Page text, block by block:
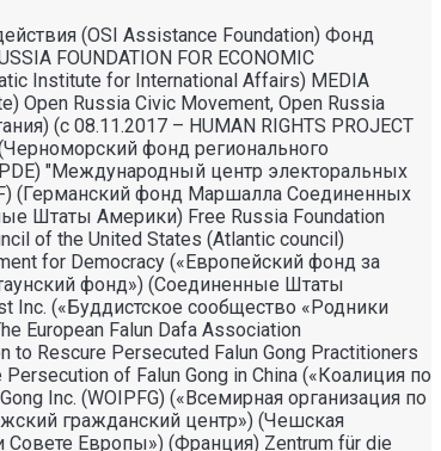
(OSI Assistance Foundation) Фонд
FOUNDATION FOR ECONOMIC
Institute for International Affairs) MEDIA
Open Russia Civic Movement, Open Russia
(с 08.11.2017 – HUMAN RIGHTS PROJECT
фонд регионального
"Международный центр электоральных
(Германский фонд Маршалла Соединенных
Штаты Америки) Free Russia Foundation
of the United States (Atlantic council)
for Democracy («Европейский фонд за
фонд») (Соединенные Штаты
Inc. («Буддистское сообщество «Родники
European Falun Dafa Association
Rescure Persecuted Falun Gong Practitioners
of Falun Gong in China («Коалиция по
Inc. (WOIPFG) («Всемирная организация по
гражданский центр») (Чешская
Совете Европы») (Франция) Zentrum für die